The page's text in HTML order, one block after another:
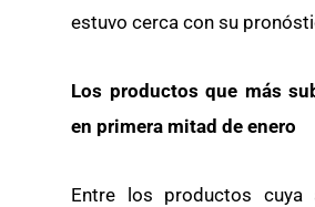
estuvo cerca con su
Los productos que más
en primera mitad de enero
Entre los productos cuya